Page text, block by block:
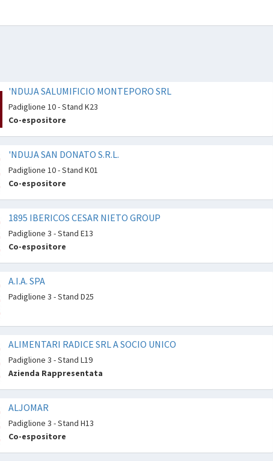
'NDUJA SALUMIFICIO MONTEPORO SRL
Padiglione 10 - Stand K23
Co-espositore
'NDUJA SAN DONATO S.R.L.
Padiglione 10 - Stand K01
Co-espositore
1895 IBERICOS CESAR NIETO GROUP
Padiglione 3 - Stand E13
Co-espositore
A.I.A. SPA
Padiglione 3 - Stand D25
ALIMENTARI RADICE SRL A SOCIO UNICO
Padiglione 3 - Stand L19
Azienda Rappresentata
ALJOMAR
Padiglione 3 - Stand H13
Co-espositore